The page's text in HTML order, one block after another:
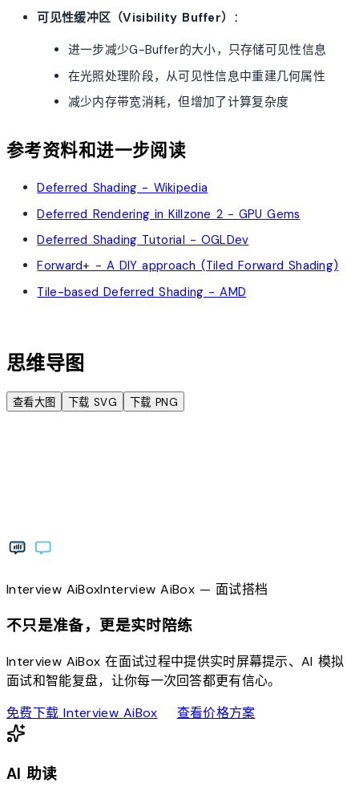
可见性缓冲区（Visibility Buffer） ：
进一步减少G-Buffer的大小，只存储可见性信息
在光照处理阶段，从可见性信息中重建几何属性
减少内存带宽消耗，但增加了计算复杂度
参考资料和进一步阅读
Deferred Shading - Wikipedia
Deferred Rendering in Killzone 2 - GPU Gems
Deferred Shading Tutorial - OGLDev
Forward+ - A DIY approach (Tiled Forward Shading)
Tile-based Deferred Shading - AMD
思维导图
查看大图 下载 SVG 下载 PNG
Interview AiBoxInterviewAiBox— 面试搭档
不只是准备，更是实时陪练
Interview AiBox 在面试过程中提供实时屏幕提示、AI 模拟
面试和智能复盘，让你每一次回答都更有信心。
免费下载 Interview AiBoxdownload查看价格方案sell
AI 助读